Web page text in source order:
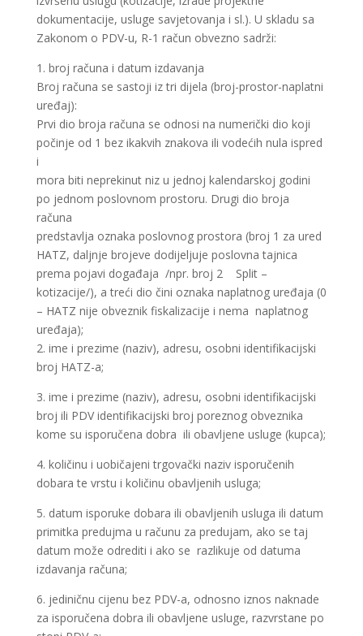
dokumentacije, usluge savjetovanja i sl.). U skladu sa
Zakonom o PDV-u, R-1 račun obvezno sadrži:
1. broj računa i datum izdavanja
Broj računa se sastoji iz tri dijela (broj-prostor-naplatni
uređaj):
Prvi dio broja računa se odnosi na numerički dio koji
počinje od 1 bez ikakvih znakova ili vodećih nula ispred
i
mora biti neprekinut niz u jednoj kalendarskoj godini
po jednom poslovnom prostoru. Drugi dio broja
računa
predstavlja oznaka poslovnog prostora (broj 1 za ured
HATZ, daljnje brojeve dodijeljuje poslovna tajnica
prema pojavi događaja /npr. broj 2 Split –
kotizacije/), a treći dio čini oznaka naplatnog uređaja (0
– HATZ nije obveznik fiskalizacije i nema naplatnog
uređaja);
2. ime i prezime (naziv), adresu, osobni identifikacijski
broj HATZ-a;
3. ime i prezime (naziv), adresu, osobni identifikacijski
broj ili PDV identifikacijski broj poreznog obveznika
kome su isporučena dobra ili obavljene usluge (kupca);
4. količinu i uobičajeni trgovački naziv isporučenih
dobara te vrstu i količinu obavljenih usluga;
5. datum isporuke dobara ili obavljenih usluga ili datum
primitka predujma u računu za predujam, ako se taj
datum može odrediti i ako se razlikuje od datuma
izdavanja računa;
6. jediničnu cijenu bez PDV-a, odnosno iznos naknade
za isporučena dobra ili obavljene usluge, razvrstane po